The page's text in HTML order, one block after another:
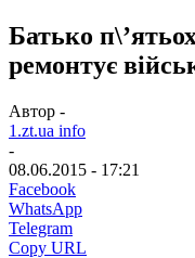
Батько
ремонтує
Автор -
1.zt.ua info
-
08.06.2015 - 17:21
Facebook
WhatsApp
Telegram
Copy URL